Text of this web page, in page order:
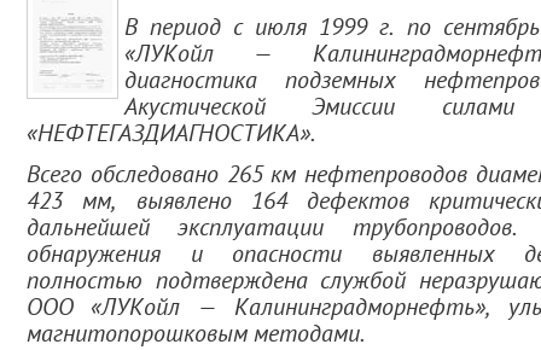
В период с июля 1999 г. по
«ЛУКойл —
диагностика подземных
Акустической Эмиссии
«НЕФТЕГАЗДИАГНОСТИКА».
Всего обследовано 265 км нефтепроводов
423 мм, выявлено 164 дефектов
дальнейшей эксплуатации трубопроводов.
обнаружения и опасности выявленных
полностью подтверждена службой
ООО «ЛУКойл — Калининградморнефть»,
магнитопорошковым методами.